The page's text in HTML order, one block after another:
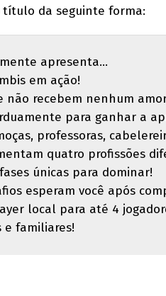
título da seguinte forma:
apresenta...
em ação!
não recebem nenhum
para ganhar a
professoras,
quatro profissões
únicas para dominar!
esperam você após
local para até 4
e familiares!